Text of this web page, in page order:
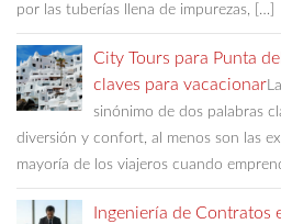
por las tuberías llena de impurezas, […]
City Tours para Punta
claves para vacacionar
sinónimo de dos palabras
diversión y confort, al menos son las
mayoría de los viajeros cuando
Ingeniería de Contratos